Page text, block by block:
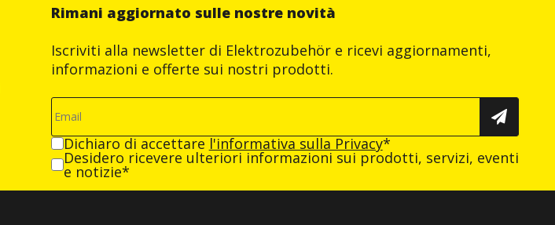
Rimani aggiornato sulle nostre novità
Iscriviti alla newsletter di Elektrozubehör e ricevi aggiornamenti,
informazioni e offerte sui nostri prodotti.
Dichiaro di accettare l'informativa sulla Privacy*
Desidero ricevere ulteriori informazioni sui prodotti, servizi, eventi
e notizie*